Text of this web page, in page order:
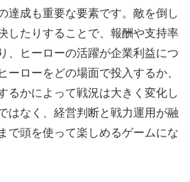
達成も重要な要素です。敵を倒し
したりすることで、報酬や支持率
、ヒーローの活躍が企業利益につ
ーローをどの場面で投入するか、
るかによって戦況は大きく変化し
はなく、経営判断と戦力運用が融
で頭を使って楽しめるゲームにな